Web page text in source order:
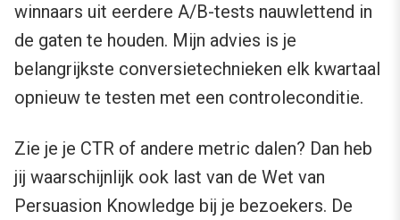
winnaars uit eerdere A/B-tests nauwlettend in
de gaten te houden. Mijn advies is je
belangrijkste conversietechnieken elk kwartaal
opnieuw te testen met een controleconditie.
Zie je je CTR of andere metric dalen? Dan heb
jij waarschijnlijk ook last van de Wet van
Persuasion Knowledge bij je bezoekers. De